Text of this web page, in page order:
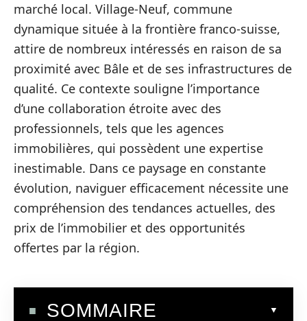
marché local. Village-Neuf, commune
dynamique située à la frontière franco-suisse,
attire de nombreux intéressés en raison de sa
proximité avec Bâle et de ses infrastructures de
qualité. Ce contexte souligne l’importance
d’une collaboration étroite avec des
professionnels, tels que les agences
immobilières, qui possèdent une expertise
inestimable. Dans ce paysage en constante
évolution, naviguer efficacement nécessite une
compréhension des tendances actuelles, des
prix de l’immobilier et des opportunités
offertes par la région.
SOMMAIRE